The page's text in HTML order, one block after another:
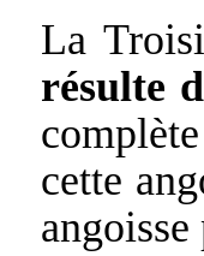
La
résulte
cette